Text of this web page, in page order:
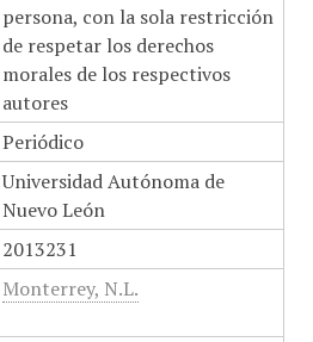
persona, con la sola restricción
de respetar los derechos
morales de los respectivos
autores
Periódico
Universidad Autónoma de
Nuevo León
2013231
Monterrey, N.L.